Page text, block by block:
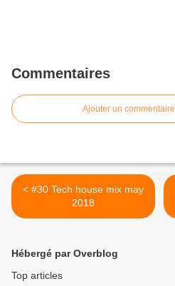
Commentaires
Ajouter un commentaire
< #30 Tech house mix may
2018
Hébergé par Overblog
Top articles